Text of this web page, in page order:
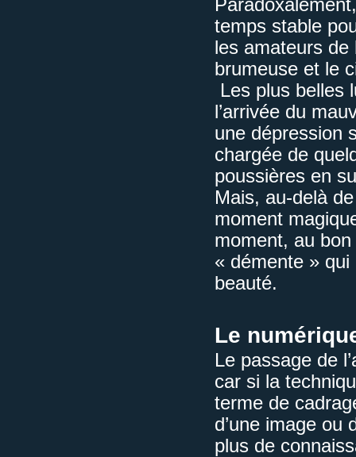
temps stable
les amateurs de
brumeuse et le
Les plus belles
l’arrivée du
une dépression
chargée de
poussières en
Mais, au-delà
moment
moment, au
« démente »
beauté.
Le
Le passage de
car si la
terme de
d’une image ou
plus de